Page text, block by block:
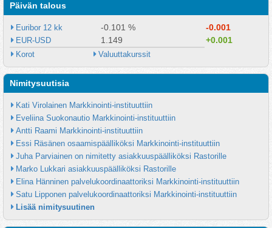
Päivän talous
Euribor 12 kk -0.101 % -0.001
EUR-USD 1.149 +0.001
Korot Valuuttakurssit
Nimitysuutisia
Kati Virolainen Markkinointi-instituuttiin
Eveliina Suokonautio Markkinointi-instituuttiin
Antti Raami Markkinointi-instituuttiin
Essi Räsänen osaamispäälliköksi Markkinointi-instituuttiin
Juha Parviainen on nimitetty asiakkuuspäälliköksi Rastorille
Marko Lukkari asiakkuuspäälliköksi Rastorille
Elina Hänninen palvelukoordinaattoriksi Markkinointi-instituuttiin
Satu Lipponen palvelukoordinaattoriksi Markkinointi-instituuttiin
Lisää nimitysuutinen